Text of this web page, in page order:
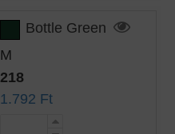
Bottle Green
M
218
1.792 Ft